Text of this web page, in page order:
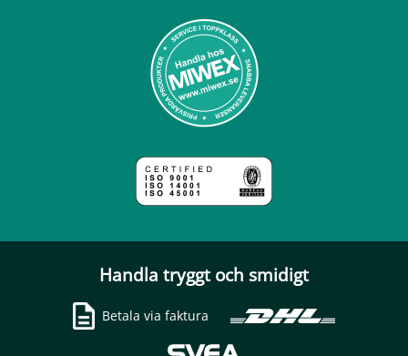
Handla tryggt och smidigt
Betala via faktura